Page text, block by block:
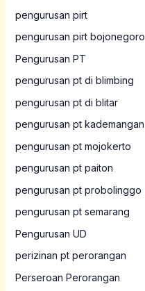
pengurusan pirt
pengurusan pirt bojonegoro
Pengurusan PT
pengurusan pt di blimbing
pengurusan pt di blitar
pengurusan pt kademangan
pengurusan pt mojokerto
pengurusan pt paiton
pengurusan pt probolinggo
pengurusan pt semarang
Pengurusan UD
perizinan pt perorangan
Perseroan Perorangan